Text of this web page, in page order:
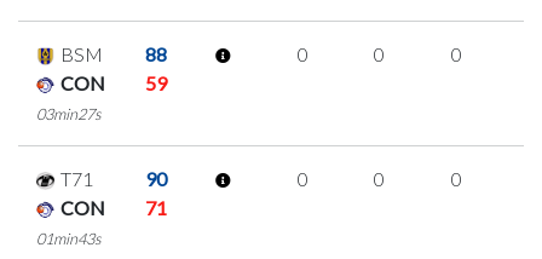
BSM
88
CON
59
03min27s
0 0 0
T71
90
CON
71
01min43s
0 0 0